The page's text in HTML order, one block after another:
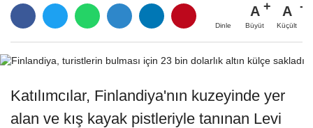
Dinle
A
Büyüt
A
Küçült
Katılımcılar, Finlandiya'nın kuzeyinde yer
alan ve kış kayak pistleriyle tanınan Levi